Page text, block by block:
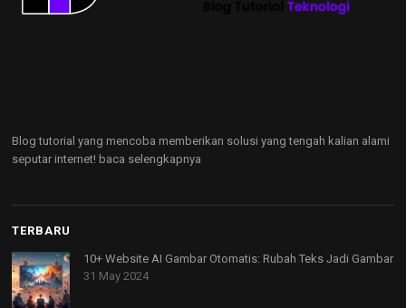
Blog tutorial yang mencoba memberikan solusi yang tengah kalian alami
seputar internet! baca selengkapnya
TERBARU
10+ Website AI Gambar Otomatis: Rubah Teks Jadi Gambar
31 May 2024